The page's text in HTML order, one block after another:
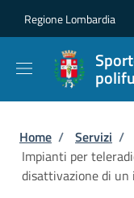
Regione Lombardia
Briciole
Home / Servizi /
Impianti per
disattivazione di un